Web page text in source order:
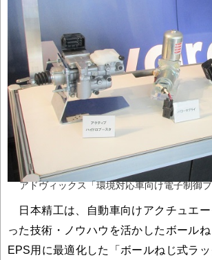
アドヴィックス「環境対応車向け電子制御
日本精工は、自動車向けアクチュエ
った技術・ノウハウを活かしたボール
EPS用に最適化した「ボールねじ式ラ